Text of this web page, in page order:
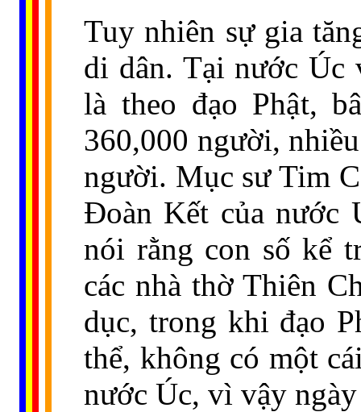
Tuy nhiên sự gia
di dân. Tại nước Úc
là theo đạo Phật,
360,000 người,
người. Mục sư Tim
Đoàn Kết của nước
nói rằng con số kể
các nhà thờ Thiên
dục, trong khi đạo
thể, không có một
nước Úc, vì vậy ngày